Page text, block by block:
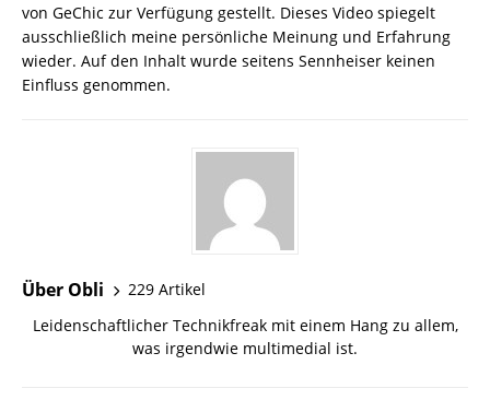
von GeChic zur Verfügung gestellt. Dieses Video spiegelt
ausschließlich meine persönliche Meinung und Erfahrung
wieder. Auf den Inhalt wurde seitens Sennheiser keinen
Einfluss genommen.
Über Obli
229 Artikel
Leidenschaftlicher Technikfreak mit einem Hang zu allem,
was irgendwie multimedial ist.